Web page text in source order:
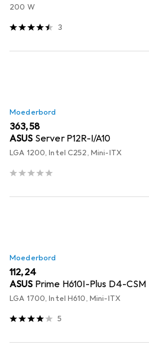
200 W
3
Moederbord
EUR
363,58
ASUS Server P12R-I/A10
LGA 1200, Intel C252, Mini-ITX
Moederbord
EUR
112,24
ASUS Prime H610I-Plus D4-CSM
LGA 1700, Intel H610, Mini-ITX
5